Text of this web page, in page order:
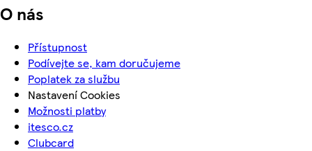
O nás
Přístupnost
Podívejte se, kam doručujeme
Poplatek za službu
Nastavení Cookies
Možnosti platby
itesco.cz
Clubcard